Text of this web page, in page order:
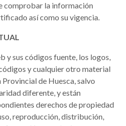
comprobar la información
así como su vigencia.
y sus códigos fuente, los logos,
y cualquier otro material
de Huesca, salvo
diferente, y están
derechos de propiedad
reproducción, distribución,